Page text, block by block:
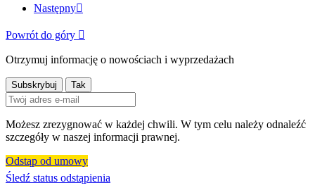
Następny
Powrót do góry 
Otrzymuj informację o nowościach i wyprzedażach
Możesz zrezygnować w każdej chwili. W tym celu należy odnaleźć
szczegóły w naszej informacji prawnej.
Odstąp od umowy
Śledź status odstąpienia